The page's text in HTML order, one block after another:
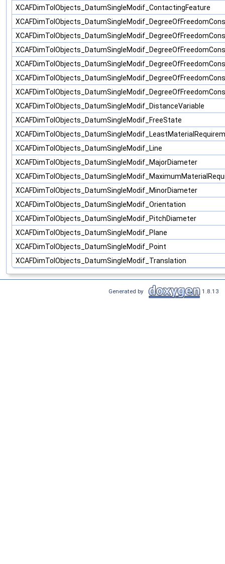
XCAFDimTolObjects_DatumSingleModif_ContactingFeature
XCAFDimTolObjects_DatumSingleModif_DistanceVariable
XCAFDimTolObjects_DatumSingleModif_FreeState
XCAFDimTolObjects_DatumSingleModif_Line
XCAFDimTolObjects_DatumSingleModif_MajorDiameter
XCAFDimTolObjects_DatumSingleModif_MinorDiameter
XCAFDimTolObjects_DatumSingleModif_Orientation
XCAFDimTolObjects_DatumSingleModif_PitchDiameter
XCAFDimTolObjects_DatumSingleModif_Plane
XCAFDimTolObjects_DatumSingleModif_Point
XCAFDimTolObjects_DatumSingleModif_Translation
Generated by 1.8.13